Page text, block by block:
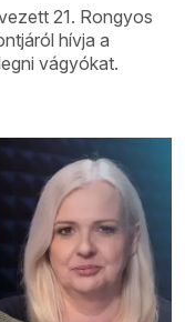
21. Rongyos
hívja a
vágyókat.